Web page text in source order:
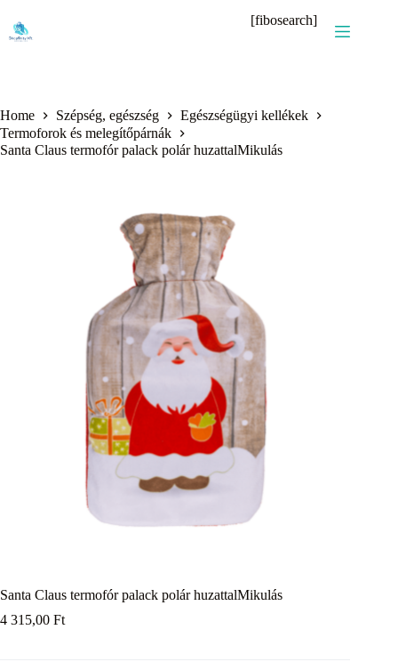
content
[fibosearch]
Home Szépség, egészség
Egészségügyi kellékek
Termoforok és melegítőpárnák
Santa Claus termofór palack polár huzattalMikulás
Santa Claus termofór palack polár huzattalMikulás
4 315,00 Ft